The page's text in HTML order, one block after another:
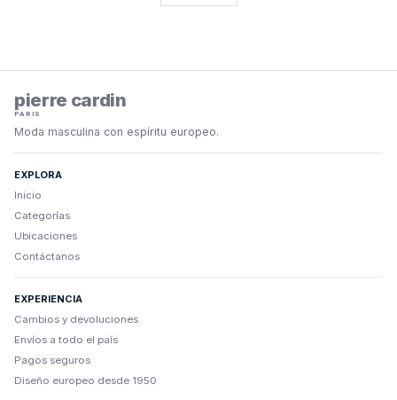
pierre cardin
PARIS
Moda masculina con espíritu europeo.
EXPLORA
Inicio
Categorías
Ubicaciones
Contáctanos
EXPERIENCIA
Cambios y devoluciones
Envíos a todo el país
Pagos seguros
Diseño europeo desde 1950